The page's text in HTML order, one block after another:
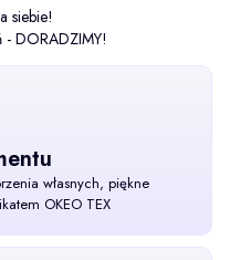
siebie!
DORADZIMY!
własnych, piękne
OKEO TEX